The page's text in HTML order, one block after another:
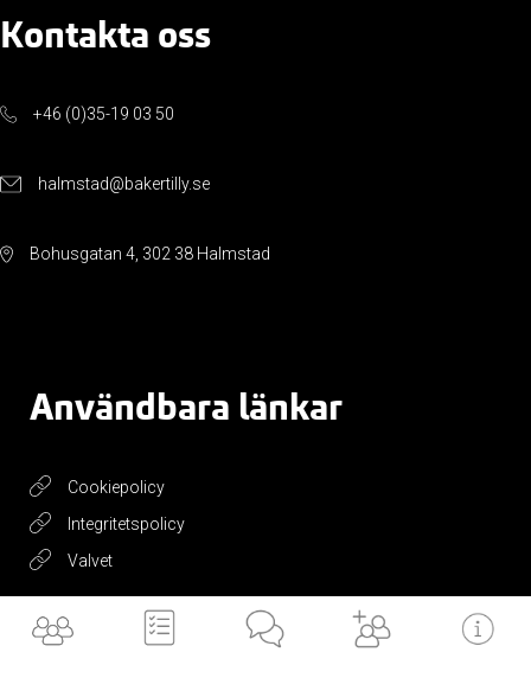
Kontakta oss
+46 (0)35-19 03 50
halmstad@bakertilly.se
Bohusgatan 4, 302 38 Halmstad
Användbara länkar
Cookiepolicy
Integritetspolicy
Valvet